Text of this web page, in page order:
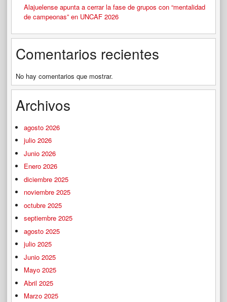
Alajuelense apunta a cerrar la fase de grupos con “mentalidad
de campeonas” en UNCAF 2026
Comentarios recientes
No hay comentarios que mostrar.
Archivos
agosto 2026
julio 2026
Junio 2026
Enero 2026
diciembre 2025
noviembre 2025
octubre 2025
septiembre 2025
agosto 2025
julio 2025
Junio 2025
Mayo 2025
Abril 2025
Marzo 2025